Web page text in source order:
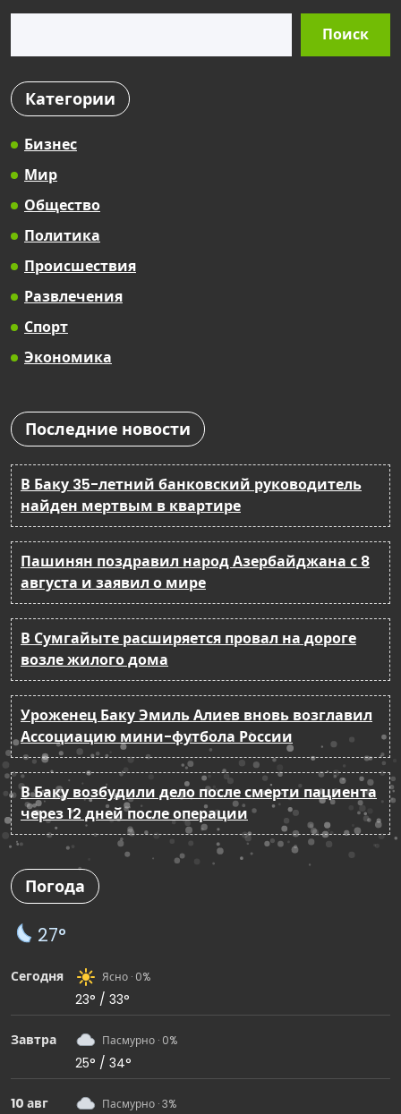
Поиск
Категории
Бизнес
Мир
Общество
Политика
Происшествия
Развлечения
Спорт
Экономика
Последние новости
В Баку 35-летний банковский руководитель
найден мертвым в квартире
Пашинян поздравил народ Азербайджана с 8
августа и заявил о мире
В Сумгайыте расширяется провал на дороге
возле жилого дома
Уроженец Баку Эмиль Алиев вновь возглавил
Ассоциацию мини-футбола России
В Баку возбудили дело после смерти пациента
через 12 дней после операции
Погода
27°
Сегодня Ясно · 0%
23° / 33°
Завтра Пасмурно · 0%
25° / 34°
10 авг Пасмурно · 3%